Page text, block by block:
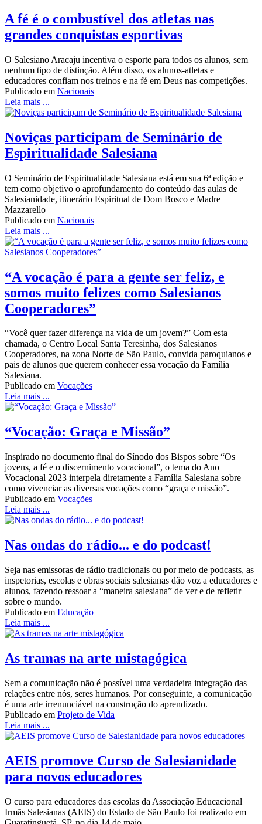
A fé é o combustível dos atletas nas
grandes conquistas esportivas
O Salesiano Aracaju incentiva o esporte para todos os alunos, sem
nenhum tipo de distinção. Além disso, os alunos-atletas e
educadores confiam nos treinos e na fé em Deus nas competições.
Publicado em Nacionais
Leia mais ...
Noviças participam de Seminário de
Espiritualidade Salesiana
O Seminário de Espiritualidade Salesiana está em sua 6ª edição e
tem como objetivo o aprofundamento do conteúdo das aulas de
Salesianidade, itinerário Espiritual de Dom Bosco e Madre
Mazzarello
Publicado em Nacionais
Leia mais ...
“A vocação é para a gente ser feliz, e
somos muito felizes como Salesianos
Cooperadores”
“Você quer fazer diferença na vida de um jovem?” Com esta
chamada, o Centro Local Santa Teresinha, dos Salesianos
Cooperadores, na zona Norte de São Paulo, convida paroquianos e
pais de alunos que querem conhecer essa vocação da Família
Salesiana.
Publicado em Vocações
Leia mais ...
“Vocação: Graça e Missão”
Inspirado no documento final do Sínodo dos Bispos sobre “Os
jovens, a fé e o discernimento vocacional”, o tema do Ano
Vocacional 2023 interpela diretamente a Família Salesiana sobre
como vivenciar as diversas vocações como “graça e missão”.
Publicado em Vocações
Leia mais ...
Nas ondas do rádio... e do podcast!
Seja nas emissoras de rádio tradicionais ou por meio de podcasts, as
inspetorias, escolas e obras sociais salesianas dão voz a educadores e
alunos, fazendo ressoar a “maneira salesiana” de ver e de refletir
sobre o mundo.
Publicado em Educação
Leia mais ...
As tramas na arte mistagógica
Sem a comunicação não é possível uma verdadeira integração das
relações entre nós, seres humanos. Por conseguinte, a comunicação
é uma arte irrenunciável na construção do aprendizado.
Publicado em Projeto de Vida
Leia mais ...
AEIS promove Curso de Salesianidade
para novos educadores
O curso para educadores das escolas da Associação Educacional
Irmãs Salesianas (AEIS) do Estado de São Paulo foi realizado em